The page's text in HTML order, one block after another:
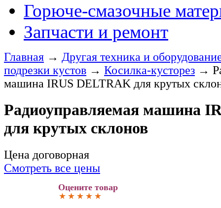
Горюче-смазочные
Запчасти и ремонт
Главная → Другая техника и
подрезки кустов → Косилка-кусторез →
машина IRUS DELTRAK для крутых
Радиоуправляемая машина
для крутых склонов
Цена договорная
Смотреть все цены
Оцените товар